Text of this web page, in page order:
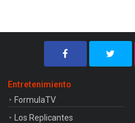
Entretenimiento
FormulaTV
Los Replicantes